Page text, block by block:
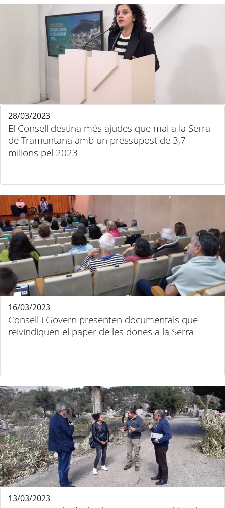
El Consell destina més ajudes que mai a la Serra
de Tramuntana amb un pressupost de 3,7
milions pel 2023
28/03/2023
Consell i Govern presenten documentals que
reivindiquen el paper de les dones a la Serra
16/03/2023
13/03/2023